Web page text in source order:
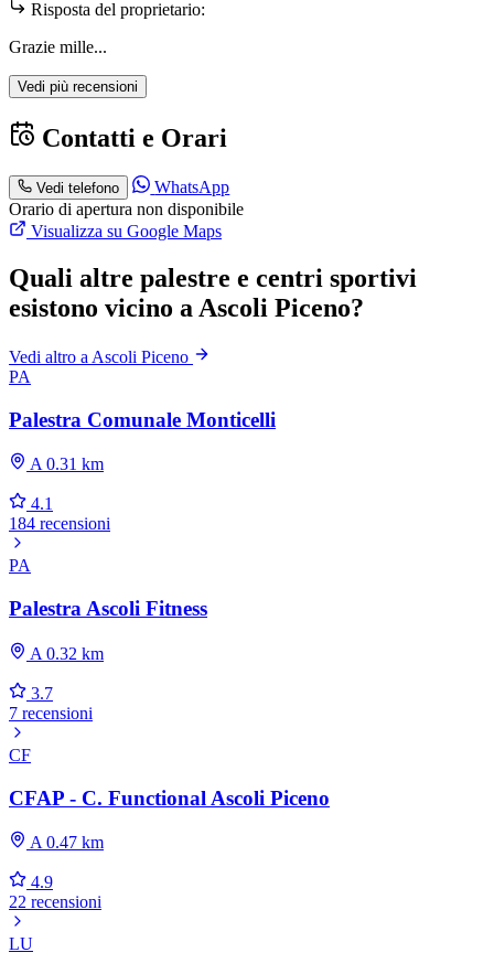
Risposta del proprietario:
Grazie mille...
Vedi più recensioni
Contatti e Orari
Vedi telefono
WhatsApp
Orario di apertura non disponibile
Visualizza su Google Maps
Quali altre palestre e centri sportivi
esistono vicino a Ascoli Piceno?
Vedi altro a Ascoli Piceno
PA
Palestra Comunale Monticelli
A 0.31 km
4.1
184 recensioni
PA
Palestra Ascoli Fitness
A 0.32 km
3.7
7 recensioni
CF
CFAP - C. Functional Ascoli Piceno
A 0.47 km
4.9
22 recensioni
LU